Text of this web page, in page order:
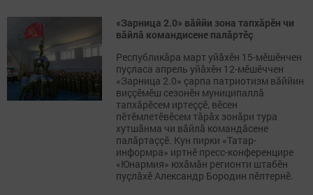
«Зарница 2.0» вăййи зона тапхăрӗн чи
вăйлă командисене палăртӗç
Республикăра март уйăхӗн 15-мӗшӗнчен
пуçласа апрель уйăхӗн 12-мӗшӗччен
«Зарница 2.0» çарпа патриотизм вăййин
виççӗмӗш сезонӗн муниципаллă
тапхăрӗсем иртеççӗ, вӗсен
пӗтӗмлетӗвӗсем тăрăх зонăри тура
хутшăнма чи вăйлă командăсене
палăртаççӗ. Кун пирки «Татар-
информра» иртнӗ пресс-конференцире
«Юнармия» юхăмăн регионти штабӗн
пуçлăхӗ Александр Бородин пӗлтернӗ.